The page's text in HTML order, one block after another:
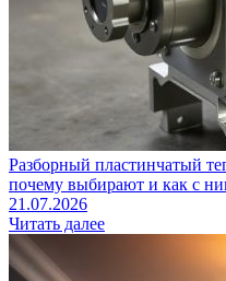
Разборный пластинчатый
почему выбирают и как с
21.07.2026
Читать далее